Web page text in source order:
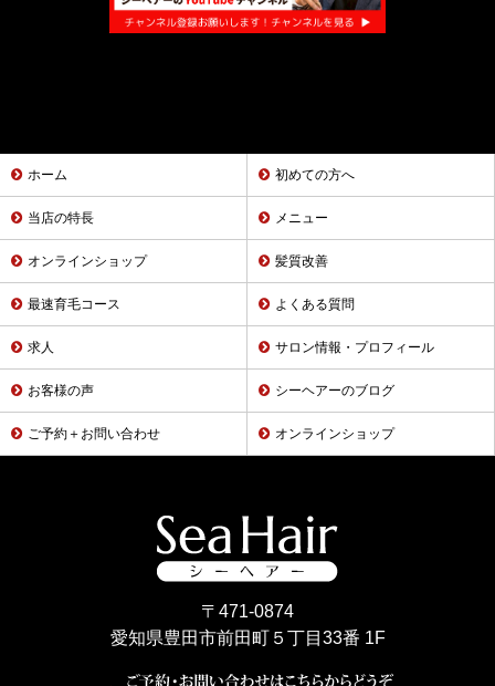
ホーム 初めての方へ
当店の特長 メニュー
オンラインショップ 髪質改善
最速育毛コース よくある質問
求人 サロン情報・プロフィール
お客様の声 シーヘアーのブログ
ご予約＋お問い合わせ オンラインショップ
〒471-0874
愛知県豊田市前田町５丁目33番 1F